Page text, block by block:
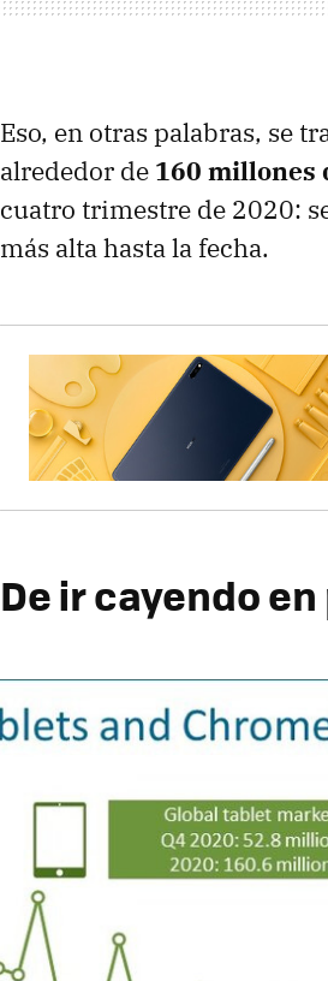
Eso, en otras palabras, se
alrededor de 160 millones
cuatro trimestre de 2020:
más alta hasta la fecha.
De ir cayendo